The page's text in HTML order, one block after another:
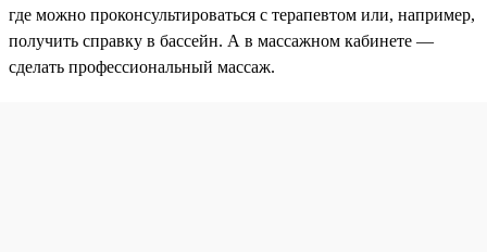
где можно проконсультироваться с терапевтом или, например,
получить справку в бассейн. А в массажном кабинете —
сделать профессиональный массаж.